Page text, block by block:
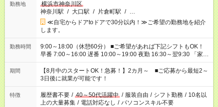
勤務地
横浜市神奈川区
神奈川駅 / 大口駅 / 片倉町駅 / …
≪自宅からドアtoドアで30分以内！≫ご希望の勤務地を紹介
します。
勤務時間
9:00～18:00（休憩60分） ■ご希望があれば下記シフトもOK！
早番 7:00～16:00 遅番 10:00～19:00 夜勤 16:30～翌9:30 「家族
と休みを合わせたい」 「余裕を持って夕飯の準備がしたい」
「できれば残業はしたくない」 など、ご希望を教えてください
ね。 ※Wワーク希望の方へ 今ご覧のお仕事で希望する勤務時間
と、もう1つのお仕事の勤務時間。 合計で週40時間を超える場
合は応募できません。
期間
【8月中のスタートOK！急募！】2カ月～ ■ご応募から最短2～
3日後に就業が可能です！
特徴 履歴書不要 / 40～50代活躍中 / 服装自由 / シフト勤務 / 10名以
上の大量募集 / 電話対応なし / パソコンスキル不要